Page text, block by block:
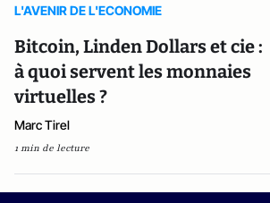
L'AVENIR DE L'ECONOMIE
Bitcoin, Linden Dollars et cie :
à quoi servent les monnaies
virtuelles ?
Marc Tirel
1 min de lecture